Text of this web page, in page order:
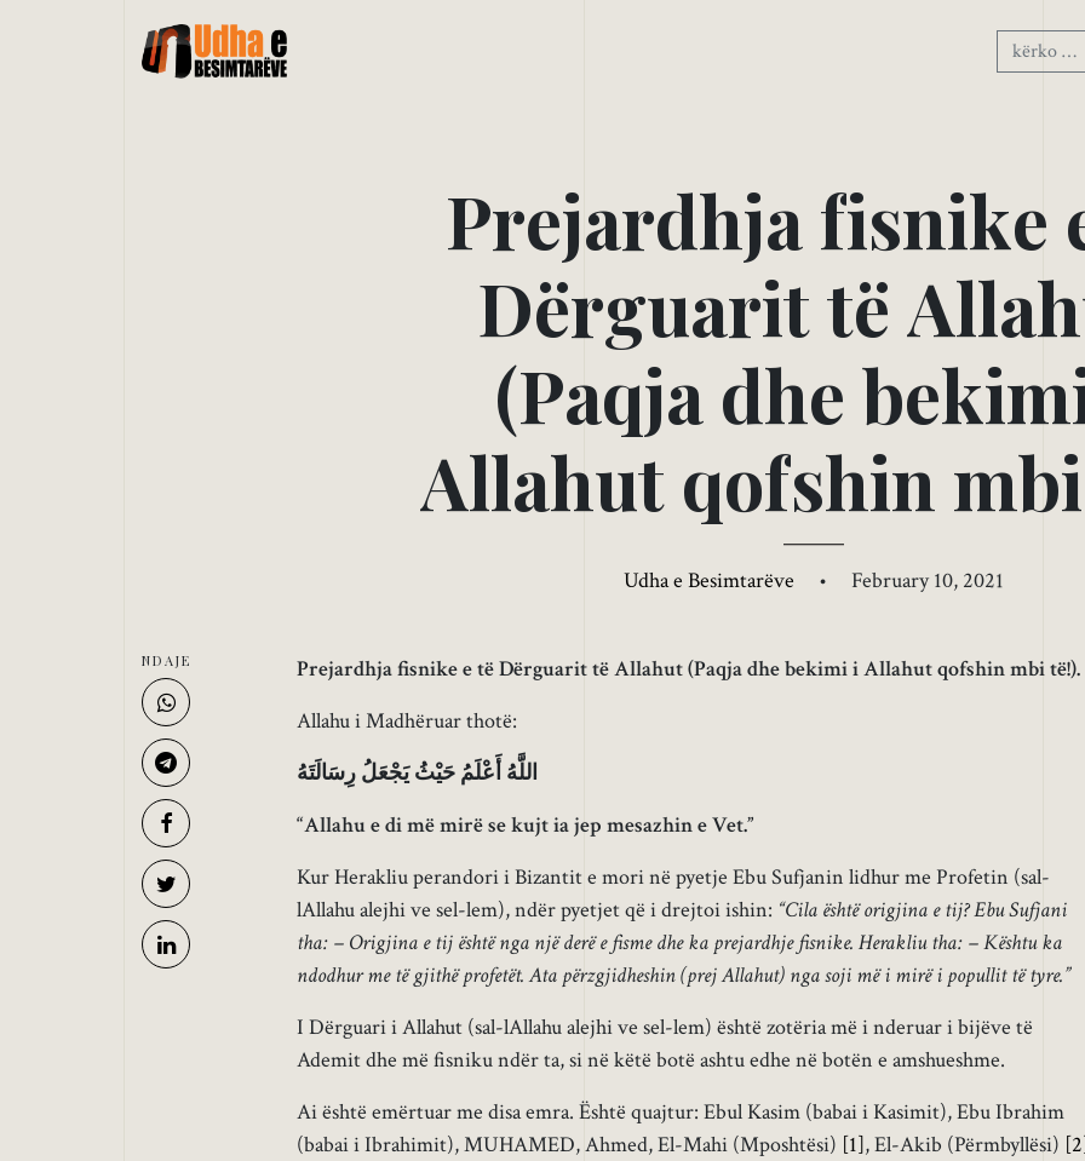
Prejardhjafisnike
Dërguarittë Allah
(Paqja dhe bekim
Allahut qofshin mbi
Udha e Besimtarëve • February 10, 2021
Prejardhja fisnike e të Dërguarit të Allahut (Paqja dhe bekimi i Allahut qofshin mbi të!).
Allahu i Madhëruar thotë:
اللَّهُ أَعْلَمُ حَيْثُ يَجْعَلُ رِسَالَتَهُ
“Allahu e di më mirë se kujt ia jep mesazhin e Vet.”
Kur Herakliu perandori i Bizantit e mori në pyetje Ebu Sufjanin lidhur me Profetin (sal-
lAllahu alejhi ve sel-lem), ndër pyetjet që i drejtoi ishin: “Cila është origjina e tij? Ebu Sufjani
tha: – Origjina e tij është nga një derë e fisme dhe ka prejardhje fisnike. Herakliu tha: – Kështu ka
ndodhur me të gjithë profetët. Ata përzgjidheshin (prej Allahut) nga soji më i mirë i popullit të tyre.”
I Dërguari i Allahut (sal-lAllahu alejhi ve sel-lem) është zotëria më i nderuar i bijëve të
Ademit dhe më fisniku ndër ta, si në këtë botë ashtu edhe në botën e amshueshme.
Ai është emërtuar me disa emra. Është quajtur: Ebul Kasim (babai i Kasimit), Ebu Ibrahim
(babai i Ibrahimit), MUHAMED, Ahmed, El-Mahi (Mposhtësi) [1], El-Akib (Përmbyllësi)
NDAJE